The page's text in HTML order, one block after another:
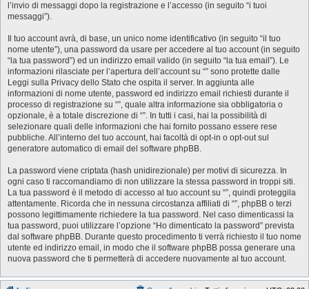
l’invio di messaggi dopo la registrazione e l’accesso (in seguito “i tuoi
messaggi”).
Il tuo account avrà, di base, un unico nome identificativo (in seguito “il tuo
nome utente”), una password da usare per accedere al tuo account (in seguito
“la tua password”) ed un indirizzo email valido (in seguito “la tua email”). Le
informazioni rilasciate per l’apertura dell’account su “” sono protette dalle
Leggi sulla Privacy dello Stato che ospita il server. In aggiunta alle
informazioni di nome utente, password ed indirizzo email richiesti durante il
processo di registrazione su “”, quale altra informazione sia obbligatoria o
opzionale, è a totale discrezione di “”. In tutti i casi, hai la possibilità di
selezionare quali delle informazioni che hai fornito possano essere rese
pubbliche. All’interno del tuo account, hai facoltà di opt-in o opt-out sul
generatore automatico di email del software phpBB.
La password viene criptata (hash unidirezionale) per motivi di sicurezza. In
ogni caso ti raccomandiamo di non utilizzare la stessa password in troppi siti.
La tua password è il metodo di accesso al tuo account su “”, quindi proteggila
attentamente. Ricorda che in nessuna circostanza affiliati di “”, phpBB o terzi
possono legittimamente richiedere la tua password. Nel caso dimenticassi la
tua password, puoi utilizzare l’opzione “Ho dimenticato la password” prevista
dal software phpBB. Durante questo procedimento ti verrà richiesto il tuo nome
utente ed indirizzo email, in modo che il software phpBB possa generare una
nuova password che ti permetterà di accedere nuovamente al tuo account.